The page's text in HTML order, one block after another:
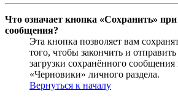
Что означает кнопка «Сохранить» при
сообщения?
Эта кнопка позволяет вам
того, чтобы закончить и
загрузки сохранённого
«Черновики» личного раздела.
Вернуться к началу